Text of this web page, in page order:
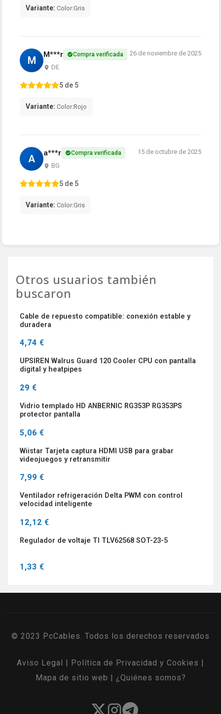
Variante: Color:Gris
M M***r Compra verificada
DE
26 de noviembre de 2025
5 de 5
Variante: Color:Rojo
A a***r Compra verificada
BG
15 de octubre de 2025
5 de 5
Variante: Color:Gris
Otros usuarios también
buscaron
Cable de repuesto compatible: conexión estable y
duradera
4,74 €
UPSIREN Walrus Guard 120 Cooler CPU con pantalla
digital y heatpipes
29 €
Vidrio templado HD ANBERNIC RG353P RG353PS
protector pantalla
5,06 €
Wiistar Tarjeta captura HDMI USB para grabar
videojuegos y retransmitir
7,99 €
Ventilador refrigeración Delta PWM con control
velocidad inteligente
12,12 €
Regulador de voltaje TI TLV62568 SOT-23-5
1,33 €
© 2023 PcCables. Todos los derechos reservados
Aviso Legal Política de Privacidad y Cookies
Mapa de sitio web
¿Quiénes somos?